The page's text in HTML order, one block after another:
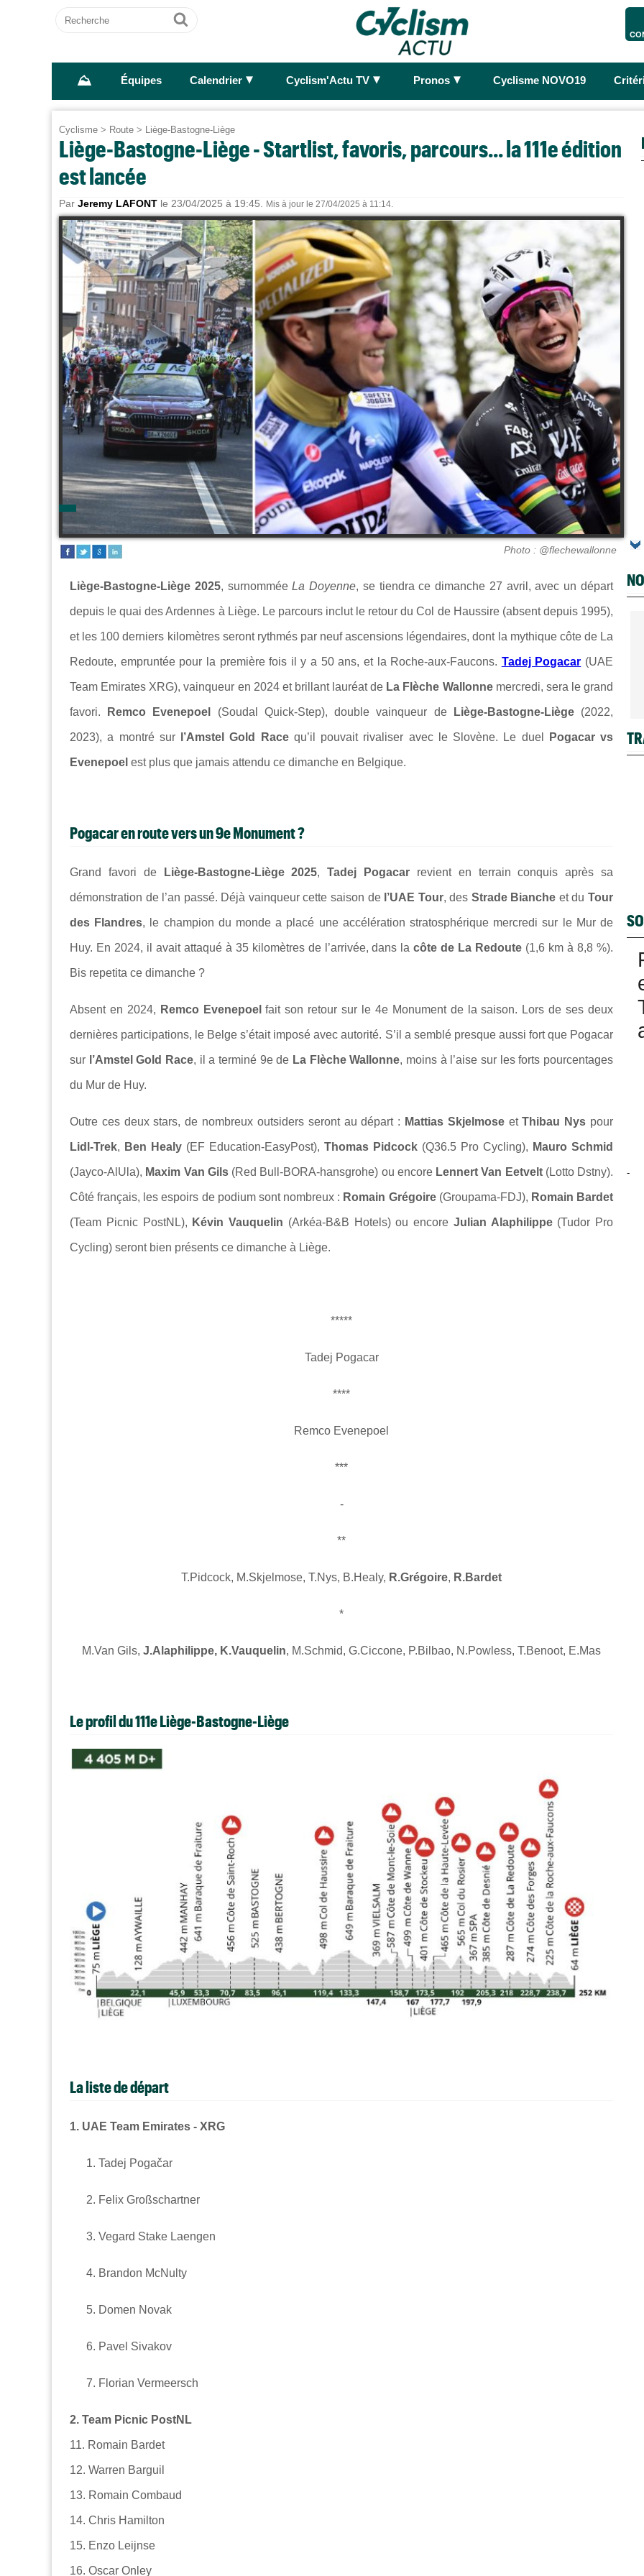
Recherche
Ok
⛰ Équipes Calendrier ► Cyclism'Actu TV ► Pronos ► Cyclisme NOVO19
Cyclisme > Route > Liège-Bastogne-Liège
Liège-Bastogne-Liège - Startlist, favoris, parcours... la 111e édition
est lancée
Par Jeremy LAFONT le 23/04/2025 à 19:45. Mis à jour le 27/04/2025 à 11:14.
Photo : @flechewallonne
Liège-Bastogne-Liège 2025, surnomméeLa Doyenne, se tiendra ce dimanche 27 avril, avec un départ
depuis le quai des Ardennes à Liège. Le parcours inclut le retour du Col de Haussire (absent depuis 1995),
et les 100 derniers kilomètres seront rythmés par neuf ascensions légendaires, dont la mythique côte de La
Redoute, empruntée pour la première fois il y a 50 ans, et la Roche-aux-Faucons. Tadej Pogacar (UAE
Team Emirates XRG), vainqueur en 2024 et brillant lauréat de La Flèche Wallonnemercredi, sera le grand
favori. Remco Evenepoel (Soudal Quick-Step), double vainqueur de Liège-Bastogne-Liège(2022,
2023), a montré sur l’Amstel Gold Racequ’il pouvait rivaliser avec le Slovène. Le duel Pogacar vs
Evenepoel est plus que jamais attendu ce dimanche en Belgique.
Pogacar en route vers un 9e Monument ?
Grand favori de Liège-Bastogne-Liège 2025,Tadej Pogacar revient en terrain conquis après sa
démonstration de l’an passé. Déjà vainqueur cette saison de l’UAE Tour, des Strade Bianche et du Tour
des Flandres, le champion du monde a placé une accélération stratosphérique mercredi sur le Mur de
Huy. En 2024, il avait attaqué à 35 kilomètres de l’arrivée, dans lacôte de La Redoute (1,6 km à 8,8 %).
Bis repetita ce dimanche ?
Absent en 2024, Remco Evenepoel fait son retour sur le 4e Monument de la saison. Lors de ses deux
dernières participations, le Belge s’était imposé avec autorité. S’il a semblé presque aussi fort que Pogacar
sur l’Amstel Gold Race, il a terminé 9e de La Flèche Wallonne, moins à l’aise sur les forts pourcentages
du Mur de Huy.
Outre ces deux stars, de nombreux outsiders seront au départ : Mattias SkjelmoseetThibau Nys pour
Lidl-Trek, Ben Healy (EF Education-EasyPost), Thomas Pidcock (Q36.5 Pro Cycling), Mauro Schmid
(Jayco-AlUla), Maxim Van Gils(Red Bull-BORA-hansgrohe) ou encore Lennert Van Eetvelt(Lotto Dstny).
Côté français, les espoirs de podium sont nombreux : Romain Grégoire(Groupama-FDJ), Romain Bardet
(Team Picnic PostNL), Kévin Vauquelin (Arkéa-B&B Hotels) ou encore Julian Alaphilippe(Tudor Pro
Cycling) seront bien présents ce dimanche à Liège.
*****
Tadej Pogacar
****
Remco Evenepoel
***
-
**
T.Pidcock, M.Skjelmose, T.Nys, B.Healy, R.Grégoire, R.Bardet
*
M.Van Gils, J.Alaphilippe, K.Vauquelin, M.Schmid, G.Ciccone, P.Bilbao, N.Powless, T.Benoot, E.Mas
Le profil du 111e Liège-Bastogne-Liège
La liste de départ
1. UAE Team Emirates - XRG
Tadej Pogačar
Felix Großschartner
Vegard Stake Laengen
Brandon McNulty
Domen Novak
Pavel Sivakov
Florian Vermeersch
2. Team Picnic PostNL
11. Romain Bardet
12. Warren Barguil
13. Romain Combaud
14. Chris Hamilton
15. Enzo Leijnse
16. Oscar Onley
-